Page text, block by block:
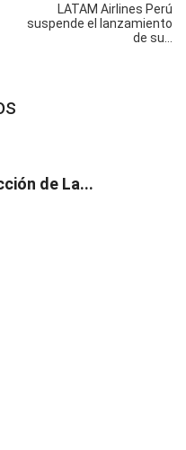
LATAM Airlines Perú
suspende el lanzamiento
de su…
delincuente